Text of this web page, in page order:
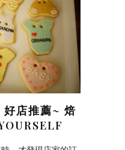
好店推薦~ 焙